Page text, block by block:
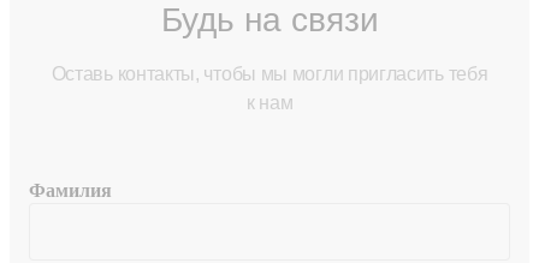
Будь на связи
Оставь контакты, чтобы мы могли пригласить тебя
к нам
Фамилия